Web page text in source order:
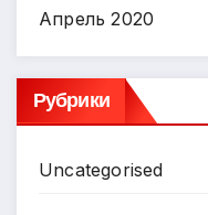
Апрель 2020
Рубрики
Uncategorised